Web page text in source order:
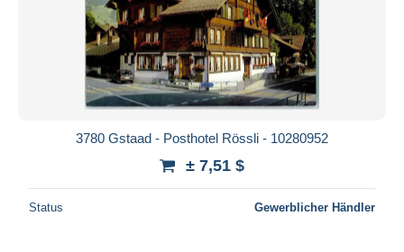
3780 Gstaad - Posthotel Rössli - 10280952
± 7,51 $
Status Gewerblicher Händler